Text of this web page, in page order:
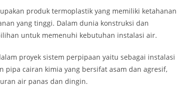
produk termoplastik yang memiliki ketahanan
yang tinggi. Dalam dunia konstruksi dan
untuk memenuhi kebutuhan instalasi air.
proyek sistem perpipaan yaitu sebagai instalasi
pipa cairan kimia yang bersifat asam dan agresif,
air panas dan dingin.